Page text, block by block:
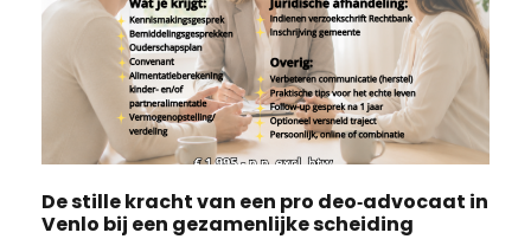
De stille kracht van een pro deo‑advocaat in
Venlo bij een gezamenlijke scheiding